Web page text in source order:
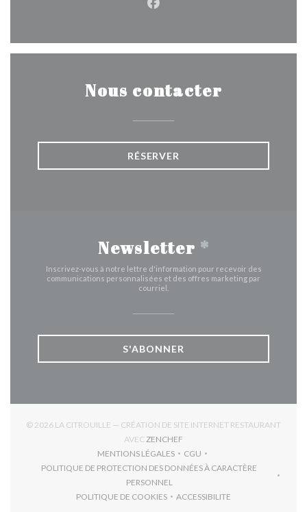
Facebook ((ouvre une
Nous contacter
RÉSERVER
Newsletter *
Inscrivez-vous à notre lettre d'information pour recevoir des
communications personnalisées et des offres marketing par
courriel.
S'ABONNER
© 2026 LA CITROUILLE — CRÉATION DE SITE INTERNET RESTAURANT
AVEC ZENCHEF
MENTIONS LÉGALES
((OUVRE UNE NOUVELLE FENÊTRE))
CGU
((OUVRE UNE NOUVELLE
POLITIQUE DE PROTECTION DES DONNÉES À CARACTÈRE
PERSONNEL((OUVRE UNE NOUVELLE FENÊTRE))
POLITIQUE DE COOKIES
((OUVRE UNE NOUVELLE FENÊTRE))
ACCESSIBILITE
((OUVRE UNE NOUVELLE